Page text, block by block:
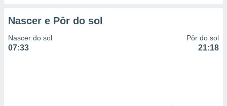
Nascer e Pôr do sol
Nascer do sol
07:33
Pôr do sol
21:18